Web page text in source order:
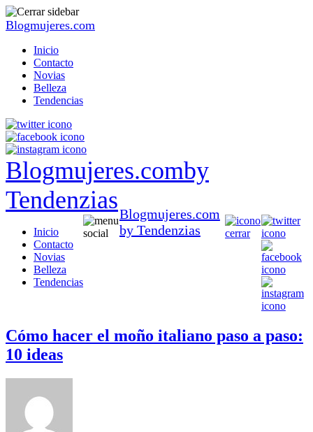
Blogmujeres.com
Inicio
Contacto
Novias
Belleza
Tendencias
Blogmujeres.comby
Tendenzias
Inicio
Contacto
Novias
Belleza
Tendencias
Blogmujeres.com
by Tendenzias
Cómo hacer el moño italiano paso a paso:
10 ideas